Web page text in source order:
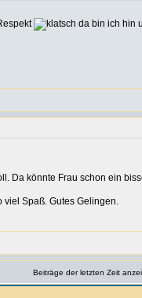
da bin ich hin
Da könnte Frau schon ein
viel Spaß. Gutes Gelingen.
Beiträge der letzten Zeit